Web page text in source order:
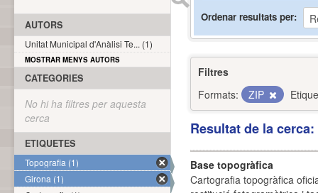
Ordenar resultats per
Filtres
Formats:
ZIP
Resultat de la
Base topogràfica
Cartografia topogràfica
AUTORS
Unitat Municipal d'Anàlisi Te... (1)
MOSTRAR MENYS AUTORS
CATEGORIES
No hi ha filtres per aquesta
cerca
ETIQUETES
Topografia (1)
Girona (1)